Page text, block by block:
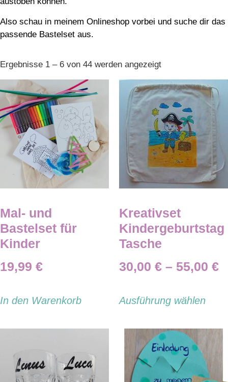
Also schau in meinem Onlineshop vorbei und suche dir das
passende Bastelset aus.
Ergebnisse 1 – 6 von 44 werden angezeigt
Mal- und
Bastelset für
Kinder
19,99 €
In den Warenkorb
Kreativset
Kindergeburtstag
Tasche
30,00 € – 55,00 €
Ausführung wählen